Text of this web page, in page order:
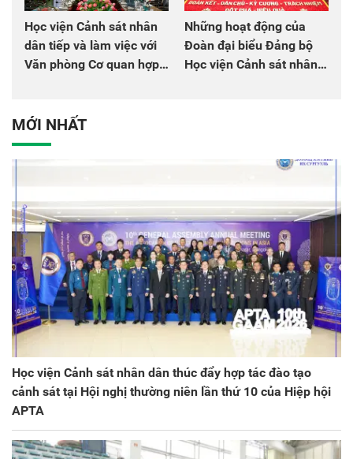
Học viện Cảnh sát nhân
dân tiếp và làm việc với
Văn phòng Cơ quan hợp
Những hoạt động của
Đoàn đại biểu Đảng bộ
Học viện Cảnh sát nhân
MỚI NHẤT
Học viện Cảnh sát nhân dân thúc đẩy hợp tác đào tạo
cảnh sát tại Hội nghị thường niên lần thứ 10 của Hiệp hội
APTA